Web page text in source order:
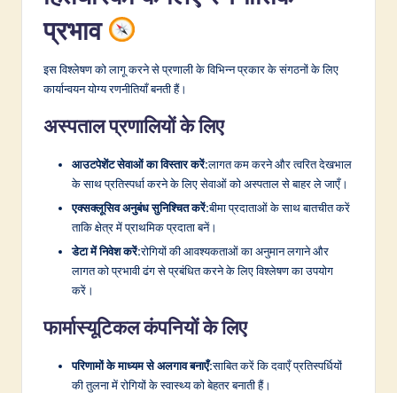
प्रभाव
इस विश्लेषण को लागू करने से प्रणाली के विभिन्न प्रकार के संगठनों के लिए
कार्यान्वयन योग्य रणनीतियाँ बनती हैं।
अस्पताल प्रणालियों के लिए
आउटपेशेंट सेवाओं का विस्तार करें:लागत कम करने और त्वरित देखभाल
के साथ प्रतिस्पर्धा करने के लिए सेवाओं को अस्पताल से बाहर ले जाएँ।
एक्सक्लूसिव अनुबंध सुनिश्चित करें:बीमा प्रदाताओं के साथ बातचीत करें
ताकि क्षेत्र में प्राथमिक प्रदाता बनें।
डेटा में निवेश करें:रोगियों की आवश्यकताओं का अनुमान लगाने और
लागत को प्रभावी ढंग से प्रबंधित करने के लिए विश्लेषण का उपयोग
करें।
फार्मास्यूटिकल कंपनियों के लिए
परिणामों के माध्यम से अलगाव बनाएँ:साबित करें कि दवाएँ प्रतिस्पर्धियों
की तुलना में रोगियों के स्वास्थ्य को बेहतर बनाती हैं।